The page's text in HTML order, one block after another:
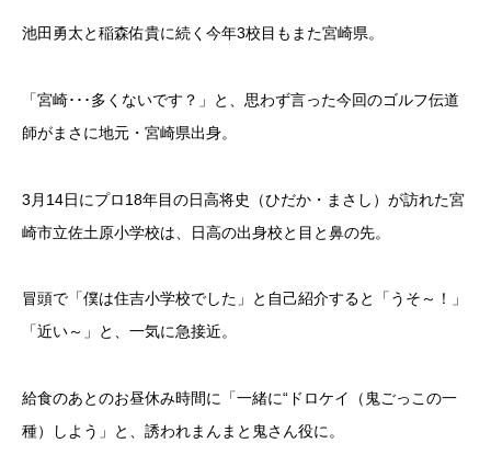
池田勇太と稲森佑貴に続く今年3校目もまた宮崎県。
「宮崎･･･多くないです？」と、思わず言った今回のゴルフ伝道
師がまさに地元・宮崎県出身。
3月14日にプロ18年目の日高将史（ひだか・まさし）が訪れた宮
崎市立佐土原小学校は、日高の出身校と目と鼻の先。
冒頭で「僕は住吉小学校でした」と自己紹介すると「うそ～！」
「近い～」と、一気に急接近。
給食のあとのお昼休み時間に「一緒に“ドロケイ（鬼ごっこの一
種）しよう」と、誘われまんまと鬼さん役に。